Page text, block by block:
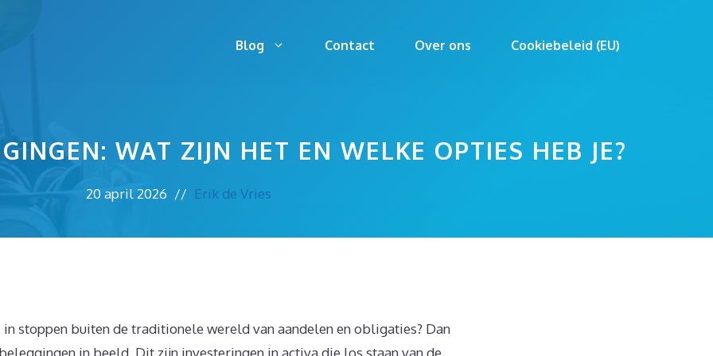
Blog Contact Over ons Cookiebeleid (EU)
WAT ZIJN HET EN WELKE OPTIES HEB JE?
20 april 2026 // Erik de Vries
stoppen buiten de traditionele wereld van aandelen en obligaties? Dan
in beeld. Dit zijn investeringen in activa die los staan van de